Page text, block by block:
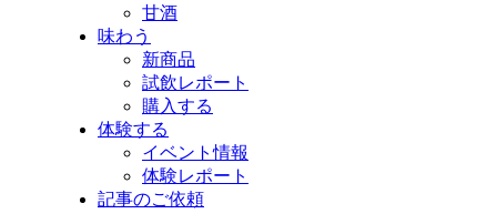
甘酒
味わう
新商品
試飲レポート
購入する
体験する
イベント情報
体験レポート
記事のご依頼